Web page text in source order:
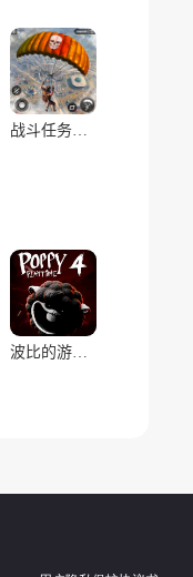
战斗任务黑色狙击兵(辅助菜单)
波比的游戏时间:第四章(2006辅助菜单)